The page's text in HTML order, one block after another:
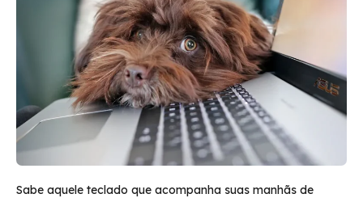
Sabe aquele teclado que acompanha suas manhãs de